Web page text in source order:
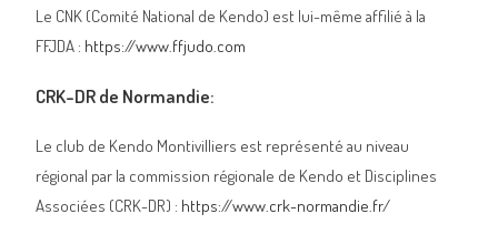
Le CNK (Comité National de Kendo) est lui-même affilié à la
FFJDA : https://www.ffjudo.com
CRK-DR de Normandie:
Le club de Kendo Montivilliers est représenté au niveau
régional par la commission régionale de Kendo et Disciplines
Associées (CRK-DR) : https://www.crk-normandie.fr/